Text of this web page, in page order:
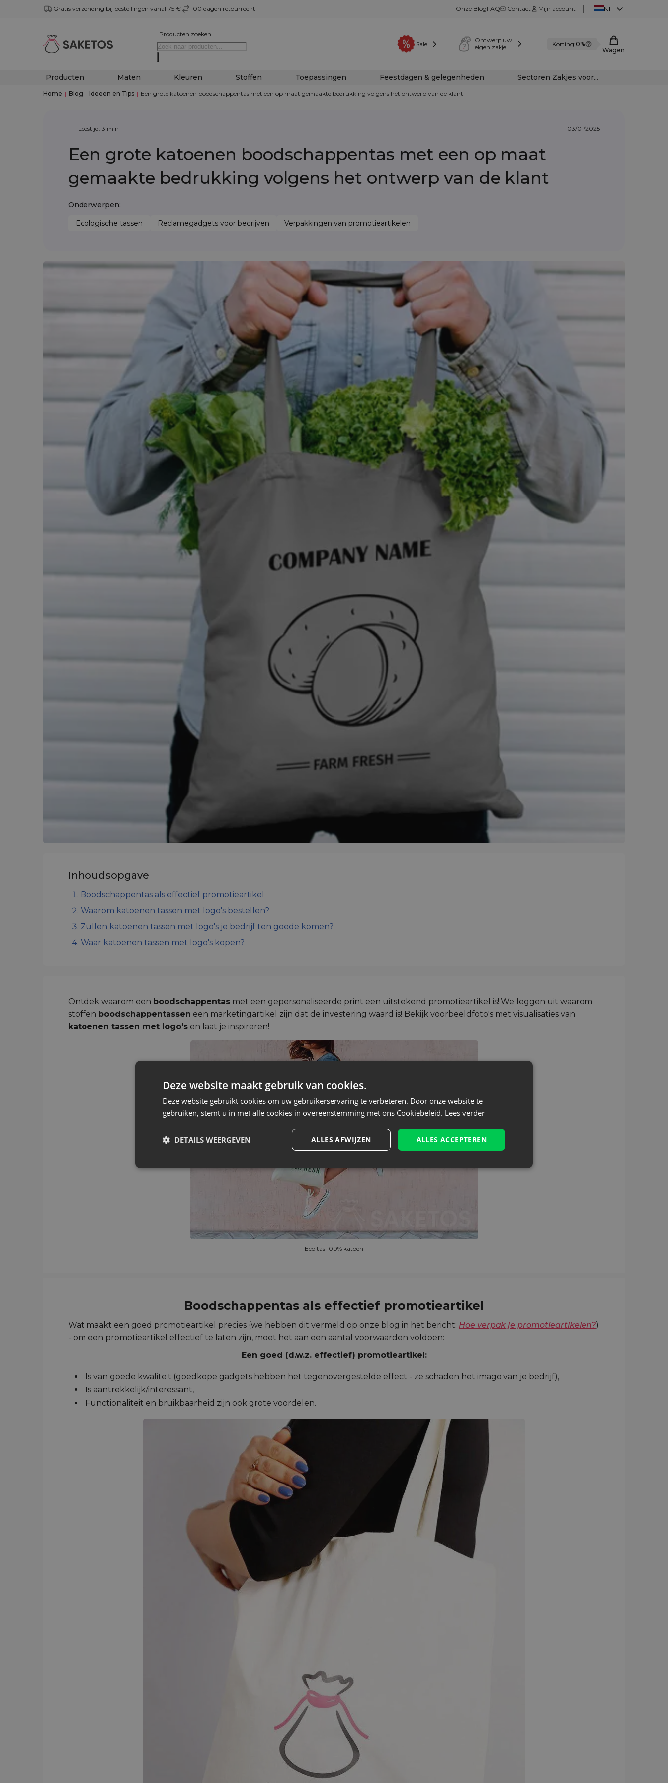
Gratis verzending bij bestellingen vanaf 75 € 100 dagen retourrecht Onze BlogFAQ Contact Mijn account NL
Producten zoeken
Sale
Ontwerp uw
eigen zakje
Korting:0%
Wagen
Producten Maten Kleuren Stoffen Toepassingen Feestdagen & gelegenheden Sectoren Zakjes voor...
Home | Blog | Ideeën en Tips | Een grote katoenen boodschappentas met een op maat gemaakte bedrukking volgens het ontwerp van de klant
Leestijd: 3 min 03/01/2025
Een grote katoenen boodschappentas met een op maat
gemaakte bedrukking volgens het ontwerp van de klant
Onderwerpen:
Ecologische tassen Reclamegadgets voor bedrijven Verpakkingen van promotieartikelen
Inhoudsopgave
Boodschappentas als effectief promotieartikel
Waarom katoenen tassen met logo's bestellen?
Zullen katoenen tassen met logo's je bedrijf ten goede komen?
Waar katoenen tassen met logo's kopen?
Ontdek waarom een boodschappentas met een gepersonaliseerde print een uitstekend promotieartikel is! We leggen uit waarom
stoffen boodschappentassen een marketingartikel zijn dat de investering waard is! Bekijk voorbeeldfoto's met visualisaties van
katoenen tassen met logo's en laat je inspireren!
Eco tas 100% katoen
Boodschappentas als effectief promotieartikel
Wat maakt een goed promotieartikel precies (we hebben dit vermeld op onze blog in het bericht: Hoe verpak je promotieartikelen?)
- om een promotieartikel effectief te laten zijn, moet het aan een aantal voorwaarden voldoen:
Een goed (d.w.z. effectief) promotieartikel:
Is van goede kwaliteit (goedkope gadgets hebben het tegenovergestelde effect - ze schaden het imago van je bedrijf),
Is aantrekkelijk/interessant,
Functionaliteit en bruikbaarheid zijn ook grote voordelen.
Deze website maakt gebruik van cookies.
Deze website gebruikt cookies om uw gebruikerservaring te verbeteren. Door onze website te
gebruiken, stemt u in met alle cookies in overeenstemming met ons Cookiebeleid. Lees verder
ALLES ACCEPTEREN
ALLES AFWIJZEN
DETAILS WEERGEVEN